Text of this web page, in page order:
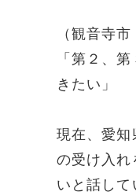
（観音寺
「第２、
きたい」
現在、愛知
の受け入れ
いと話して